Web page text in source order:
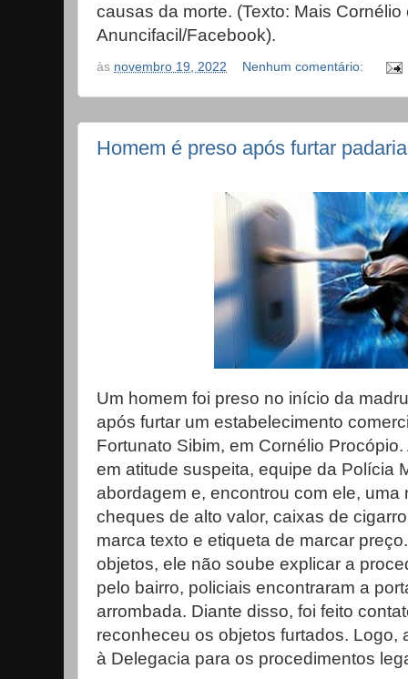
causas da morte. (Texto: Mais
Anuncifacil/Facebook).
às novembro 19, 2022 Nenhum comentário:
Homem é preso após furtar
Um homem foi preso no início da
após furtar um estabelecimento
Fortunato Sibim, em Cornélio
em atitude suspeita, equipe da Polícia
abordagem e, encontrou com ele, uma
cheques de alto valor, caixas de
marca texto e etiqueta de marcar
objetos, ele não soube explicar a
pelo bairro, policiais encontraram a
arrombada. Diante disso, foi feito
reconheceu os objetos furtados. Logo,
à Delegacia para os procedimentos